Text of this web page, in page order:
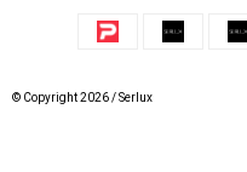
© Copyright 2026 / Serlux